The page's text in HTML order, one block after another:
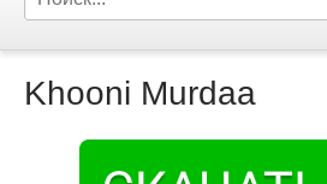
Khooni Murdaa